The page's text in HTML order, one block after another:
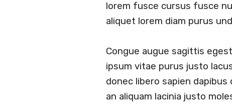
lorem fusce cursus fusce
aliquet lorem diam purus
Congue augue sagittis
ipsum vitae purus justo
donec libero sapien
an aliquam lacinia justo